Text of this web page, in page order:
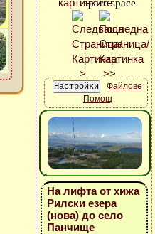
Файлове
Помощ
На лифта от хижа
Рилски езера
(нова) до село
Панчище